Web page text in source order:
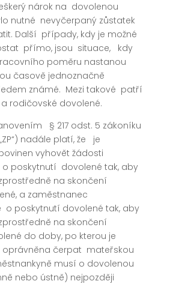
nárok na dovolenou
nutné nevyčerpaný zůstatek
Další případy, kdy je možné
přímo, jsou situace, kdy
poměru nastanou
časově jednoznačně
známé. Mezi takové patří
rodičovské dovolené.
§ 217 odst. 5 zákoníku
nadále platí, že je
vyhovět žádosti
o poskytnutí dovolené tak, aby
na skončení
a zaměstnanec
o poskytnutí dovolené tak, aby
na skončení
do doby, po kterou je
oprávněna čerpat mateřskou
musí o dovolenou
nebo ústně) nejpozději